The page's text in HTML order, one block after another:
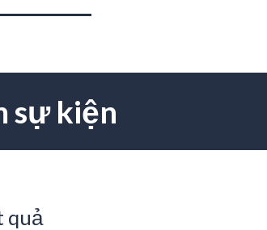
sự kiện
quả